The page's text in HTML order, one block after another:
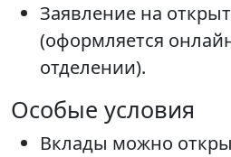
Заявление на
(оформляется
отделении).
Особые условия
Вклады можно